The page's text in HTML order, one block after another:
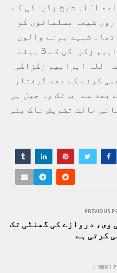
اللہ شیخ زکزاکی کے
شیعہ مسلمانوں کو
شہید ہونے والوں
میں آیت اللہ شیخ ابراہیم زکزاکی کے 3 بیٹے
اللہ ابراہیم زکزاکی
کرنے کے بعد گرفتار
بعد سے اب تک وہ جیل ہی
حالت تشویش ناک بنی
PREVIOUS
وی، دروازے کی گھنٹی تک
کرتی ہے
NEXT